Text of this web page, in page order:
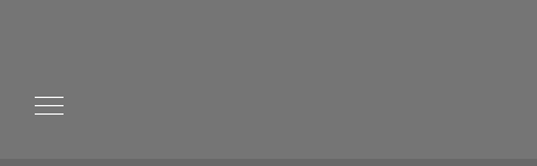
con imán